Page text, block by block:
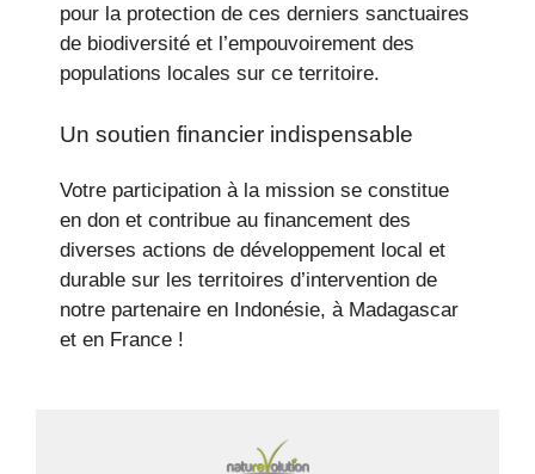
pour la protection de ces derniers sanctuaires
de biodiversité et l’empouvoirement des
populations locales sur ce territoire.
Un soutien financier indispensable
Votre participation à la mission se constitue
en don et contribue au financement des
diverses actions de développement local et
durable sur les territoires d’intervention de
notre partenaire en Indonésie, à Madagascar
et en France !